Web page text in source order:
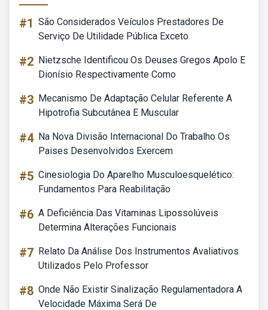
#1 São Considerados Veículos Prestadores De
Serviço De Utilidade Pública Exceto
#2 Nietzsche Identificou Os Deuses Gregos Apolo E
Dionísio Respectivamente Como
#3 Mecanismo De Adaptação Celular Referente A
Hipotrofia Subcutânea E Muscular
#4 Na Nova Divisão Internacional Do Trabalho Os
Paises Desenvolvidos Exercem
#5 Cinesiologia Do Aparelho Musculoesquelético:
Fundamentos Para Reabilitação
#6 A Deficiência Das Vitaminas Lipossolúveis
Determina Alterações Funcionais
#7 Relato Da Análise Dos Instrumentos Avaliativos
Utilizados Pelo Professor
#8 Onde Não Existir Sinalização Regulamentadora A
Velocidade Máxima Será De